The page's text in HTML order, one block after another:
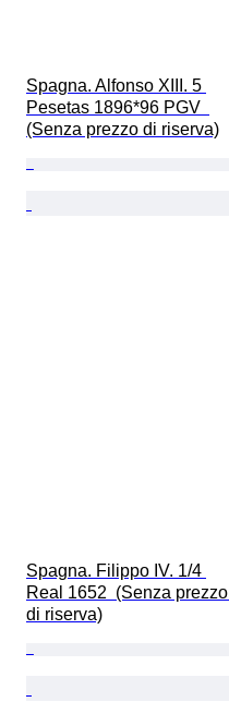
Spagna. Alfonso XIII. 5
Pesetas 1896*96 PGV
(Senza prezzo di riserva)
Spagna. Filippo IV. 1/4
Real 1652  (Senza prezzo
di riserva)